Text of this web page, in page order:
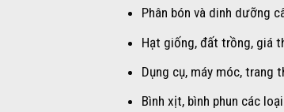
Phân bón và dinh dưỡng
Hạt giống, đất trồng, giá
Dụng cụ, máy móc, trang
Bình xịt, bình phun các loại